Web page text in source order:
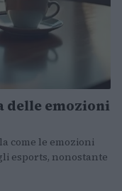
delle emozioni
come le emozioni
esports, nonostante